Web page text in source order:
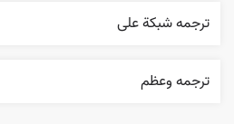
ترجمه شبکة علی
ترجمه وعظم